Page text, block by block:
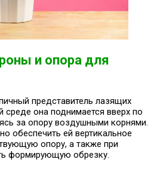
и опора для
представитель лазящих
среде она поднимается вверх по
за опору воздушными корнями.
обеспечить ей вертикальное
опору, а также при
формирующую обрезку.